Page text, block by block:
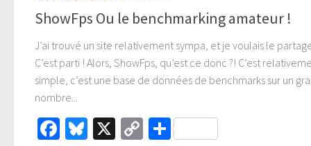
ShowFps Ou le benchmarking amateur !
J’ai trouvé un site relativement sympa, et je voulais le
C’est parti ! Alors, ShowFps, qu’est ce donc ?! C’est
simple, c’est une base de données de benchmarks sur un
nombre...
Facebook
Bluesky
X
CopyPartager